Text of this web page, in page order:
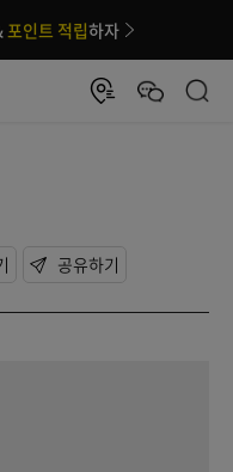
포인트 적립하자
공유하기